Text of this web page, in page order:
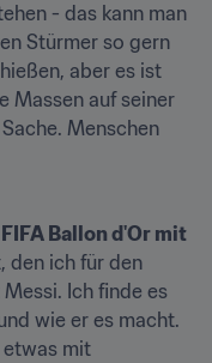
- das kann man
Stürmer so gern
aber es ist
Massen auf seiner
Menschen
Ballon d'Or mit
den ich für den
Ich finde es
wie er es macht.
etwas mit